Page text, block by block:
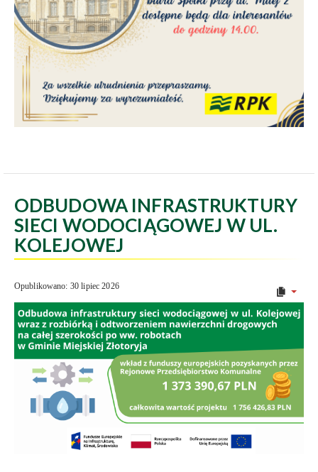
ODBUDOWA INFRASTRUKTURY
SIECI WODOCIĄGOWEJ W UL.
KOLEJOWEJ
Opublikowano: 30 lipiec 2026